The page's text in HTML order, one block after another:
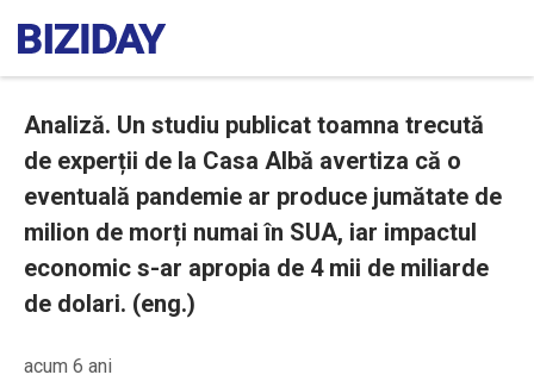
Analiză. Un studiu publicat toamna trecută
de experții de la Casa Albă avertiza că o
eventuală pandemie ar produce jumătate de
milion de morți numai în SUA, iar impactul
economic s-ar apropia de 4 mii de miliarde
de dolari. (eng.)
acum 6 ani